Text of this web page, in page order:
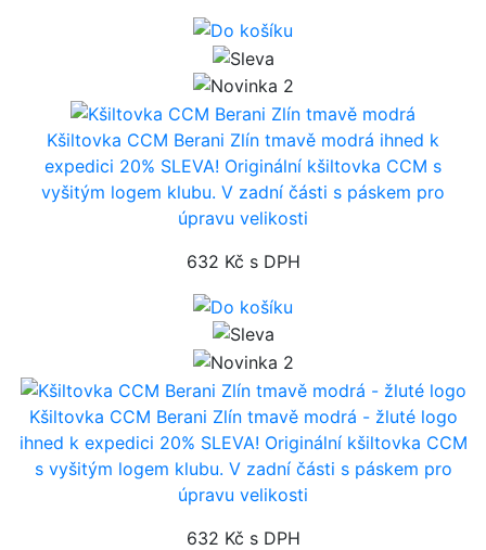
Kšiltovka CCM Berani Zlín tmavě modrá ihned k
expedici 20% SLEVA! Originální kšiltovka CCM s
vyšitým logem klubu. V zadní části s páskem pro
úpravu velikosti
632 Kč s DPH
Kšiltovka CCM Berani Zlín tmavě modrá - žluté logo
ihned k expedici 20% SLEVA! Originální kšiltovka CCM
s vyšitým logem klubu. V zadní části s páskem pro
úpravu velikosti
632 Kč s DPH